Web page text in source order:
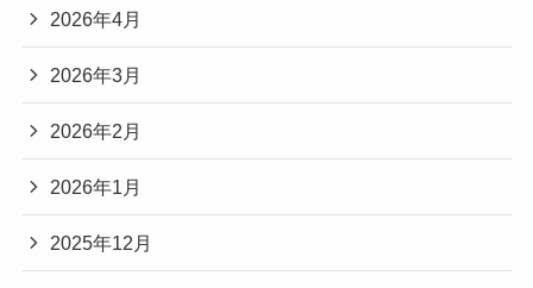
2026年4月
2026年3月
2026年2月
2026年1月
2025年12月